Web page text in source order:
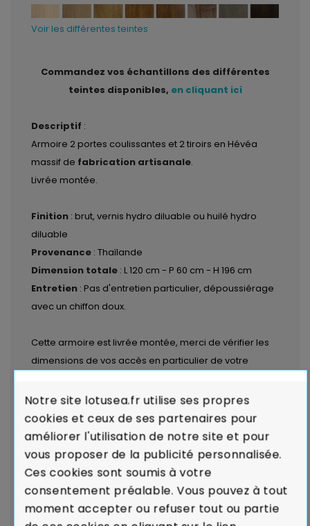
Voir les différentes teintes
Commandez vos échantillons des différentes
teintes disponibles, en cliquant ici
Descriptif :
Armoire 2 portes coulissantes et 2 tiroirs en Hévéa
massif de fabrication artisanale.
Livrée montée.
Finition : brut, vernis hydro diluable ou huilé hydro
diluable
Provenance : Thaïlande
Dimension totale : L 120 cm - P 60 cm - H 196 cm
Entretien : Pas d'entretien particulier, dépoussiérage
avec un chiffon doux.
Cette armoire est livrée montée, merci de vérifier les
dimensions de vos accès en particulier de votre
Elle peut être livrée démontée, prêt à monter soi-
même en cas de difficultés d'accessibilité.
LIVRAISON par transporteurs spécialisés dans le
meuble :Voir les modalités de livraison
Garantie de Conformité : Satisfait ou
Remboursé.En cas de défaut majeur sur un produit
Notre site lotusea.fr utilise ses propres
cookies et ceux de ses partenaires pour
améliorer l'utilisation de notre site et pour
vous proposer de la publicité personnalisée.
Ces cookies sont soumis à votre
consentement préalable. Vous pouvez à tout
moment accepter ou refuser tout ou partie